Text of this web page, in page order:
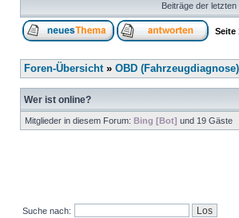
Beiträge der letzten
Seite
Foren-Übersicht» OBD
Wer ist online?
Mitglieder in diesem Forum: Bing [Bot] und 19 Gäste
Suche nach: